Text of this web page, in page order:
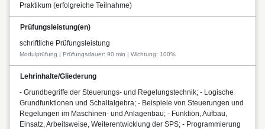
Praktikum (erfolgreiche Teilnahme)
Prüfungsleistung(en)
schriftliche Prüfungsleistung
Modulprüfung | Prüfungsdauer: 90 min | Wichtung: 100%
Lehrinhalte/Gliederung
- Grundbegriffe der Steuerungs- und Regelungstechnik; - Logische
Grundfunktionen und Schaltalgebra; - Beispiele von Steuerungen und
Regelungen im Maschinen- und Anlagenbau; - Funktion, Aufbau,
Einsatz, Arbeitsweise, Weiterentwicklung der SPS; - Programmierung